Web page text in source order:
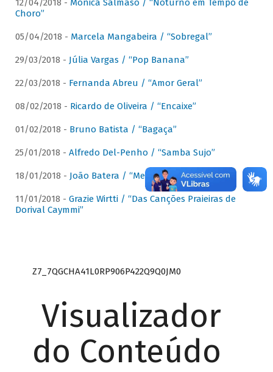
12/04/2018 - Mônica Salmaso / “Noturno em Tempo de
Choro”
05/04/2018 - Marcela Mangabeira / “Sobregal”
29/03/2018 - Júlia Vargas / “Pop Banana”
22/03/2018 - Fernanda Abreu / “Amor Geral”
08/02/2018 - Ricardo de Oliveira / “Encaixe”
01/02/2018 - Bruno Batista / “Bagaça”
25/01/2018 - Alfredo Del-Penho / “Samba Sujo”
18/01/2018 - João Batera / “Meu Pandeiro”
11/01/2018 - Grazie Wirtti / “Das Canções Praieiras de
Dorival Caymmi”
Z7_7QGCHA41L0RP906P422Q9Q0JM0
Visualizador
do Conteúdo